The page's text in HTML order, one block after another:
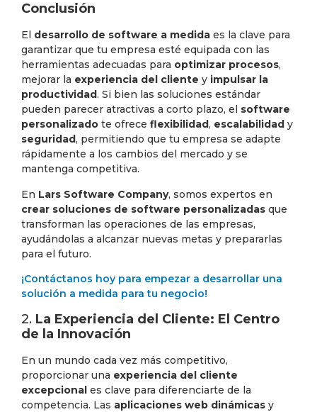
Conclusión
El desarrollo de software a medida es la clave para
garantizar que tu empresa esté equipada con las
herramientas adecuadas para optimizar procesos,
mejorar la experiencia del cliente y impulsar la
productividad. Si bien las soluciones estándar
pueden parecer atractivas a corto plazo, el software
personalizado te ofrece flexibilidad, escalabilidad y
seguridad, permitiendo que tu empresa se adapte
rápidamente a los cambios del mercado y se
mantenga competitiva.
En Lars Software Company, somos expertos en
crear soluciones de software personalizadas que
transforman las operaciones de las empresas,
ayudándolas a alcanzar nuevas metas y prepararlas
para el futuro.
¡Contáctanos hoy para empezar a desarrollar una
solución a medida para tu negocio!
2. La Experiencia del Cliente: El Centro
de la Innovación
En un mundo cada vez más competitivo,
proporcionar una experiencia del cliente
excepcional es clave para diferenciarte de la
competencia. Las aplicaciones web dinámicas y